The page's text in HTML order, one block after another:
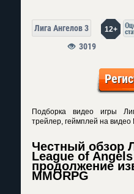
Лига Ангелов 3 12+
3019
Подборка видео игры
трейлер, геймплей на видео
Честный обзор
League of
продолжение
MMORPG